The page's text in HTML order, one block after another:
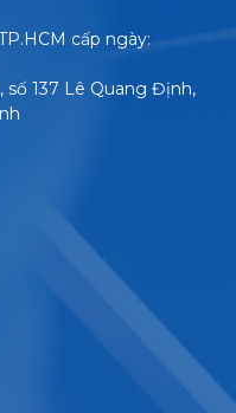
cấp ngày:
số 137 Lê Quang Định,